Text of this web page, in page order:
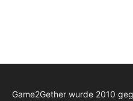
Game2Gether wurde 2010